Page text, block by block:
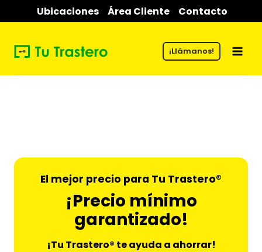
al
Ubicaciones Área Cliente Contacto
¡Llámanos!
El mejor precio para Tu Trastero®
¡Precio mínimo
garantizado!
¡Tu Trastero® te ayuda a ahorrar!